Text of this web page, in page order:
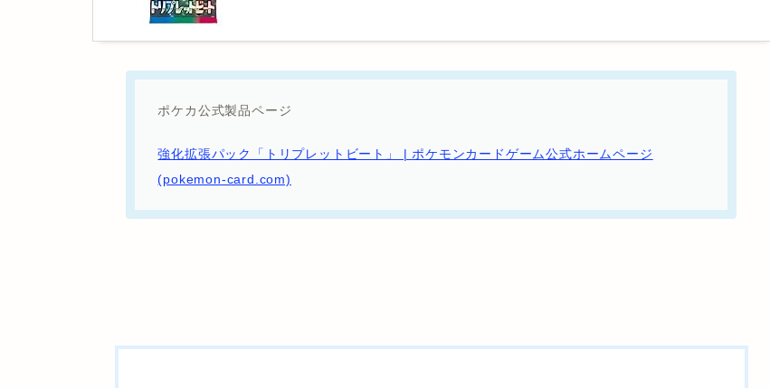
ポケカ公式製品ページ
強化拡張パック「トリプレットビート」 | ポケモンカードゲーム公式ホームページ
(pokemon-card.com)